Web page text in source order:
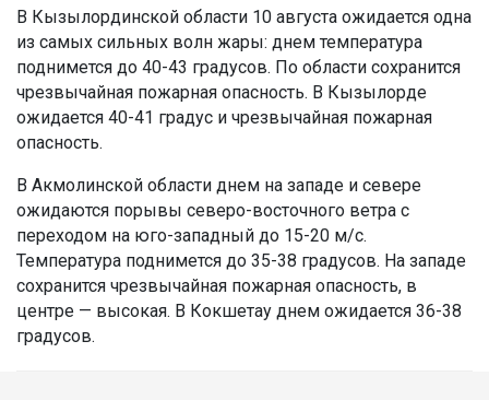
В Кызылординской области 10 августа ожидается одна
из самых сильных волн жары: днем температура
поднимется до 40-43 градусов. По области сохранится
чрезвычайная пожарная опасность. В Кызылорде
ожидается 40-41 градус и чрезвычайная пожарная
опасность.
В Акмолинской области днем на западе и севере
ожидаются порывы северо-восточного ветра с
переходом на юго-западный до 15-20 м/с.
Температура поднимется до 35-38 градусов. На западе
сохранится чрезвычайная пожарная опасность, в
центре — высокая. В Кокшетау днем ожидается 36-38
градусов.